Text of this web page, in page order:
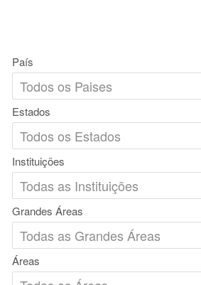
País
Estados
Instituições
Grandes Áreas
Áreas